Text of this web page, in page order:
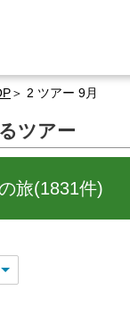
2 ツアー 9月
ツアー
旅(1831件)